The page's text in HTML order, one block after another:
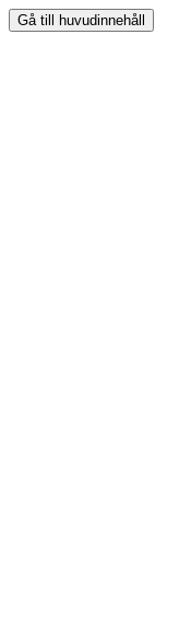
Gå till huvudinnehåll